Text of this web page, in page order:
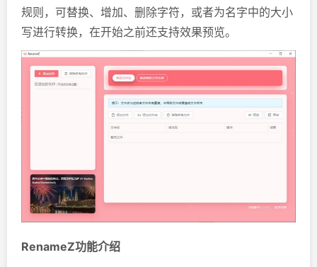
规则，可替换、增加、删除字符，或者为名字中的大小
写进行转换，在开始之前还支持效果预览。
RenameZ功能介绍